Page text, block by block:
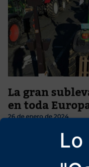
Lo
La gran
en toda
26 de enero de 2024
Los campesinos
han lanzado